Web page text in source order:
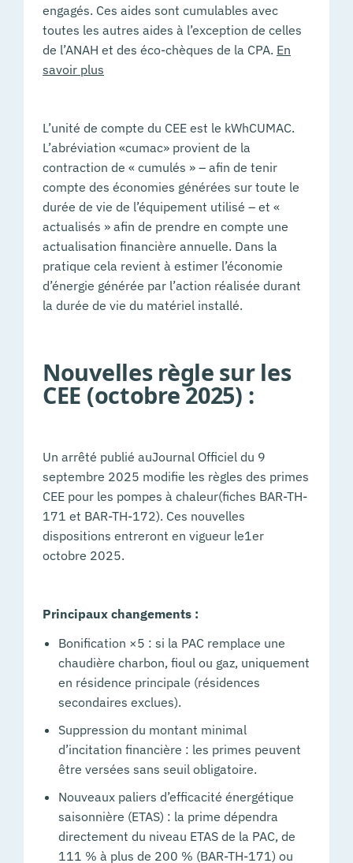
engagés. Ces aides sont cumulables avec
toutes les autres aides à l’exception de celles
de l’ANAH et des éco-chèques de la CPA. En
savoir plus
L’unité de compte du CEE est le kWhCUMAC.
L’abréviation «cumac» provient de la
contraction de « cumulés » – afin de tenir
compte des économies générées sur toute le
durée de vie de l’équipement utilisé – et «
actualisés » afin de prendre en compte une
actualisation financière annuelle. Dans la
pratique cela revient à estimer l’économie
d’énergie générée par l’action réalisée durant
la durée de vie du matériel installé.
Nouvelles règle sur les
CEE (octobre 2025) :
Un arrêté publié auJournal Officiel du 9
septembre 2025 modifie les règles des primes
CEE pour les pompes à chaleur(fiches BAR-TH-
171 et BAR-TH-172). Ces nouvelles
dispositions entreront en vigueur le1er
octobre 2025.
Principaux changements :
Bonification ×5 : si la PAC remplace une
chaudière charbon, fioul ou gaz, uniquement
en résidence principale (résidences
secondaires exclues).
Suppression du montant minimal
d’incitation financière : les primes peuvent
être versées sans seuil obligatoire.
Nouveaux paliers d’efficacité énergétique
saisonnière (ETAS) : la prime dépendra
directement du niveau ETAS de la PAC, de
111 % à plus de 200 % (BAR-TH-171) ou